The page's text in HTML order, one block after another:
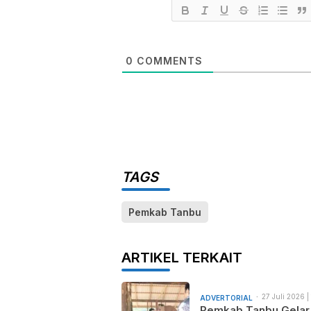
0 COMMENTS
TAGS
Pemkab Tanbu
ARTIKEL TERKAIT
ADVERTORIAL
27 Juli 2026 |
am